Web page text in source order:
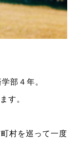
部４年。
す。
村を巡って一度